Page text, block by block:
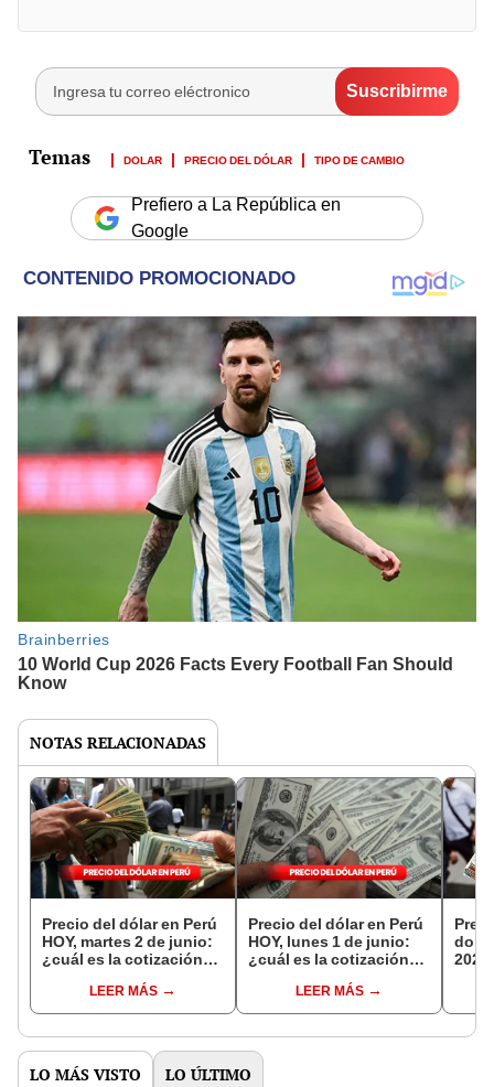
DOLAR PRECIO DEL DÓLAR TIPO DE CAMBIO
Prefiero a La República en
Google
NOTAS RELACIONADAS
Precio del dólar en Perú
HOY, martes 2 de junio:
¿cuál es la cotización
LEER MÁS
Precio del dólar en Perú
HOY, lunes 1 de junio:
¿cuál es la cotización
LEER MÁS
LO MÁS VISTO LO ÚLTIMO